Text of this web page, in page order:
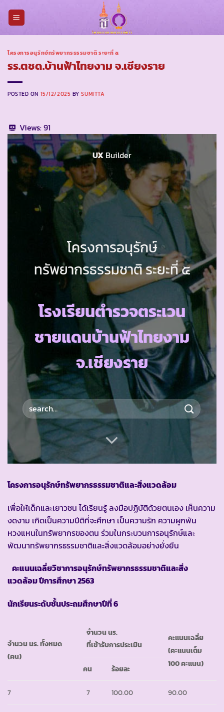
โครงการอนุรักษ์ทรัพยากรธรรมชาติ ระยะที่ ๕
รร.ตชด.บ้านฟ้าไทยงาม จ.เชียงราย
POSTED ON 15/12/2025 BYSUMITTA
Views:91
UX Builder
โครงการอนุรักษ์
ทรัพยากรธรรมชาติ ระยะที่ ๕
โรงเรียนตำรวจตระเวน
ชายแดนบ้านฟ้าไทยงาม
จ.เชียงราย
โครงการอนุรักษ์ทรัพยากรธรรมชาติและสิ่งแวดล้อม
เพื่อให้เด็กและเยาวชน ได้เรียนรู้ ลงมือปฏิบัติด้วยตนเอง เห็นความ
งดงาม เกิดเป็นความปีติที่จะศึกษา เป็นความรัก ความผูกพัน
หวงแหนในทรัพยากรของตน ร่วมในกระบวนการอนุรักษ์และ
พัฒนาทรัพยากรธรรมชาติและสิ่งแวดล้อมอย่างยั่งยืน
คะแนนเฉลี่ยวิชาการอนุรักษ์ทรัพยากรธรรมชาติและสิ่ง
แวดล้อม ปีการศึกษา 2563
นักเรียนระดับชั้นประถมศึกษาปีที่ 6
จำนวน นร. ทั้งหมด
(คน)
จำนวน นร.
ที่เข้ารับการประเมิน
คะแนนเฉลี่ย
(คะแนนเต็ม
100 คะแนน)
คน ร้อยละ
7 7 100.00 90.00